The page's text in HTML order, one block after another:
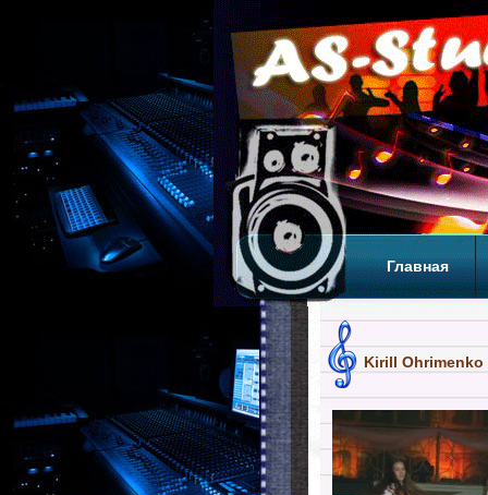
Главная
Kirill Ohrimenko